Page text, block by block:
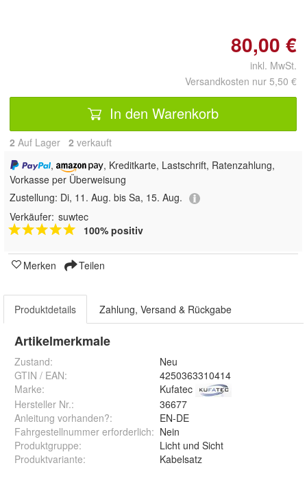
80,00 €
inkl. MwSt.
Versandkosten nur 5,50 €
In den Warenkorb
2 Auf Lager 2 verkauft
,
, Kreditkarte, Lastschrift, Ratenzahlung,
Vorkasse per Überweisung
Zustellung: Di, 11. Aug. bis Sa, 15. Aug.
Verkäufer: suwtec
100% positiv
Merken Teilen
Produktdetails Zahlung, Versand & Rückgabe
Artikelmerkmale
Zustand:
Neu
GTIN / EAN:
4250363310414
Marke:
Kufatec
Hersteller Nr.:
36677
Anleitung vorhanden?:
EN-DE
Fahrgestellnummer erforderlich: Nein
Produktgruppe:
Licht und Sicht
Produktvariante: Kabelsatz